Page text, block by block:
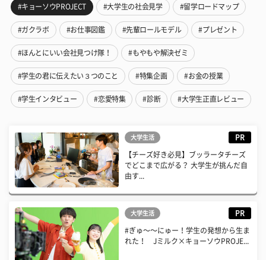
#キョーソウPROJECT #大学生の社会見学 #留学ロードマップ
#ガクラボ #お仕事図鑑 #先輩ロールモデル #プレゼント
#ほんとにいい会社見つけ隊！ #もやもや解決ゼミ
#学生の君に伝えたい３つのこと #特集企画 #お金の授業
#学生インタビュー #恋愛特集 #診断 #大学生正直レビュー
大学生活 PR
【チーズ好き必見】ブッラータチーズ
でどこまで広がる？ 大学生が挑んだ自
由す...
大学生活 PR
#ぎゅ〜〜にゅー！学生の発想から生ま
れた！ Jミルク×キョーソウPROJE...